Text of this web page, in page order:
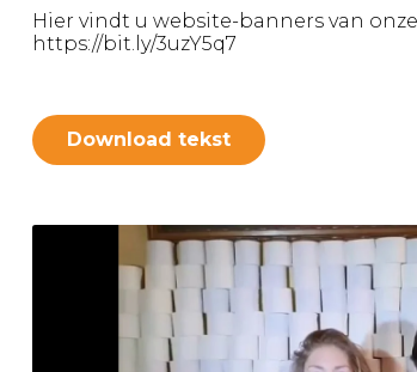
Hier vindt u website-banners van
https://bit.ly/3uzY5q7
Download tekst